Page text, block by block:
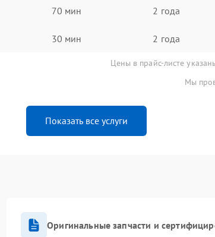
70 мин 2 года
30 мин 2 года
Цены в прайс-листе
Мы
Показать все услуги
Оригинальные запчасти и